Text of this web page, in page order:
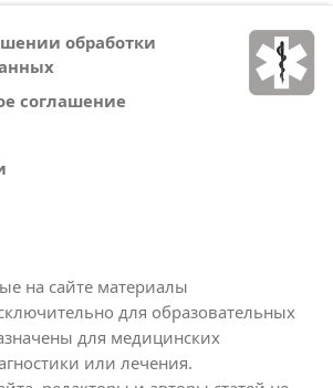
обработки
соглашение
на сайте материалы
для образовательных
для медицинских
или лечения.